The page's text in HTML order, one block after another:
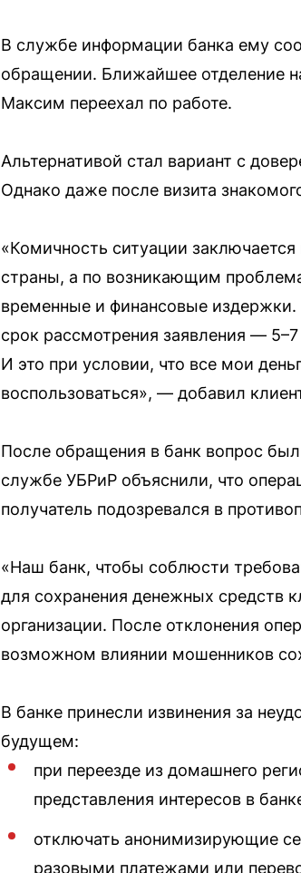
В службе информации банка ему
обращении. Ближайшее отделение
Максим переехал по работе.
Альтернативой стал вариант с
Однако даже после визита
«Комичность ситуации
страны, а по возникающим
временные и финансовые издержки.
срок рассмотрения заявления —
И это при условии, что все мои
воспользоваться», — добавил
После обращения в банк вопрос
службе УБРиР объяснили, что
получатель подозревался в
«Наш банк, чтобы соблюсти
для сохранения денежных средств
организации. После отклонения
возможном влиянии мошенников
В банке принесли извинения за
будущем:
при переезде из домашнего
представления интересов в
отключать анонимизирующие
разовыми платежами или